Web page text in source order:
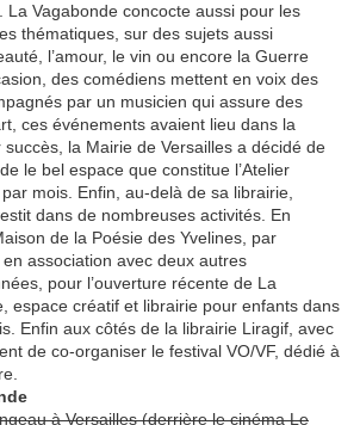
La Vagabonde concocte aussi pour les
thématiques, sur des sujets aussi
l’amour, le vin ou encore la Guerre
des comédiens mettent en voix des
par un musicien qui assure des
ces événements avaient lieu dans la
la Mairie de Versailles a décidé de
le bel espace que constitue l’Atelier
mois. Enfin, au-delà de sa librairie,
dans de nombreuses activités. En
de la Poésie des Yvelines, par
association avec deux autres
pour l’ouverture récente de La
espace créatif et librairie pour enfants dans
Enfin aux côtés de la librairie Liragif, avec
de co-organiser le festival VO/VF, dédié à
à Versailles (derrière le cinéma Le